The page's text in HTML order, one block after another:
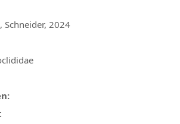
Schneider, 2024